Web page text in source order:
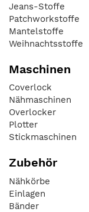
Jeans-Stoffe
Patchworkstoffe
Mantelstoffe
Weihnachtsstoffe
Maschinen
Coverlock
Nähmaschinen
Overlocker
Plotter
Stickmaschinen
Zubehör
Nähkörbe
Einlagen
Bänder